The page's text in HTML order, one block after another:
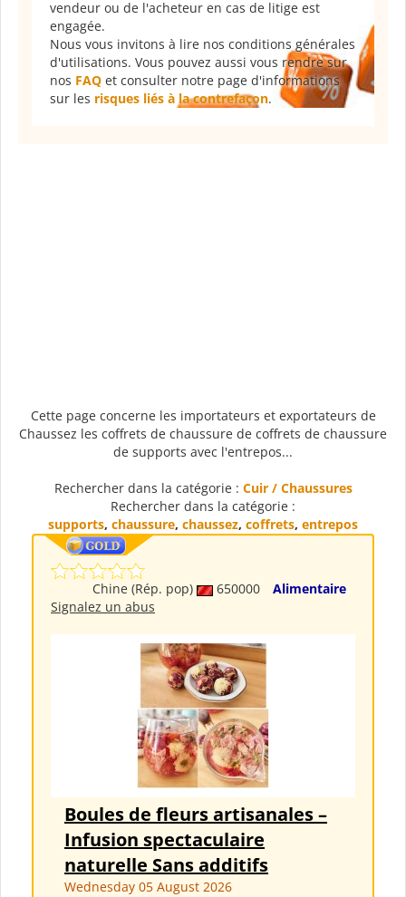
vendeur ou de l'acheteur en cas de litige est
engagée.
Nous vous invitons à lire nos conditions générales
d'utilisations. Vous pouvez aussi vous rendre sur
nos FAQ et consulter notre page d'informations
sur les risques liés à la contrefaçon.
Cette page concerne les importateurs et exportateurs de
Chaussez les coffrets de chaussure de coffrets de chaussure
de supports avec l'entrepos...
Rechercher dans la catégorie : Cuir / Chaussures
Rechercher dans la catégorie :
supports, chaussure, chaussez, coffrets, entrepos
Chine (Rép. pop) 650000
Alimentaire
Signalez un abus
Boules de fleurs artisanales –
Infusion spectaculaire
naturelle Sans additifs
Wednesday 05 August 2026